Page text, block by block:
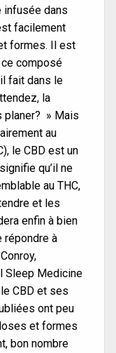
infusée dans
facilement
formes. Il est
ce composé
fait dans le
la
planer? » Mais
au
le CBD est un
qu’il ne
au THC,
et les
enfin à bien
répondre à
Sleep Medicine
CBD et ses
ont peu
et formes
bon nombre